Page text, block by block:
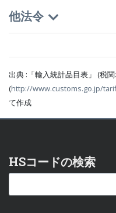
他法令
出典 :「輸入統計品目表」 (税
(http://www.customs.go.jp/
て作成
HSコードの検索